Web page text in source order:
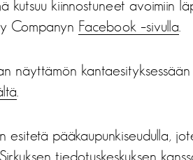
kutsuu kiinnostuneet avoimiin
Companyn Facebook –sivulla
näyttämön kantaesityksessään
esitetä pääkaupunkiseudulla,
tiedotuskeskuksen